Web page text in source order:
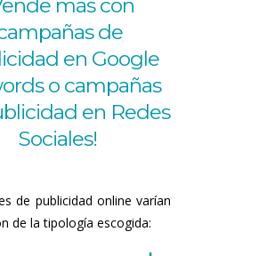
más con
de
en Google
o campañas
en Redes
Sociales!
de publicidad online varían
de la tipología escogida: